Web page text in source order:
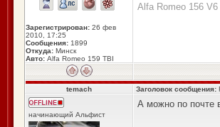
Зарегистрирован: 26 фев
2010, 17:25
Сообщения: 1899
Откуда: Минск
Авто: Alfa Romeo 159 TBI
Alfa Romeo 156
temach Заголовок сообщения:
начинающий Альфист
А можно по почте